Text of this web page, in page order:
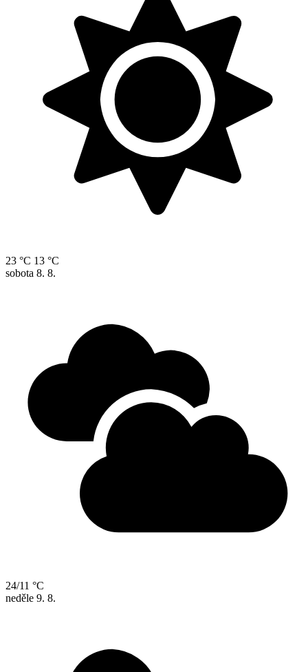
23 °C 13 °C
sobota 8. 8.
24/11 °C
neděle 9. 8.